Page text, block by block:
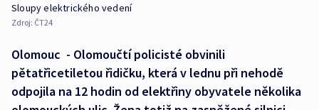
Sloupy elektrického vedení
Zdroj: ČT24
Olomouc - Olomoučtí policisté obvinili
pětatřicetiletou řidičku, která v lednu při nehodě
odpojila na 12 hodin od elektřiny obyvatele několika